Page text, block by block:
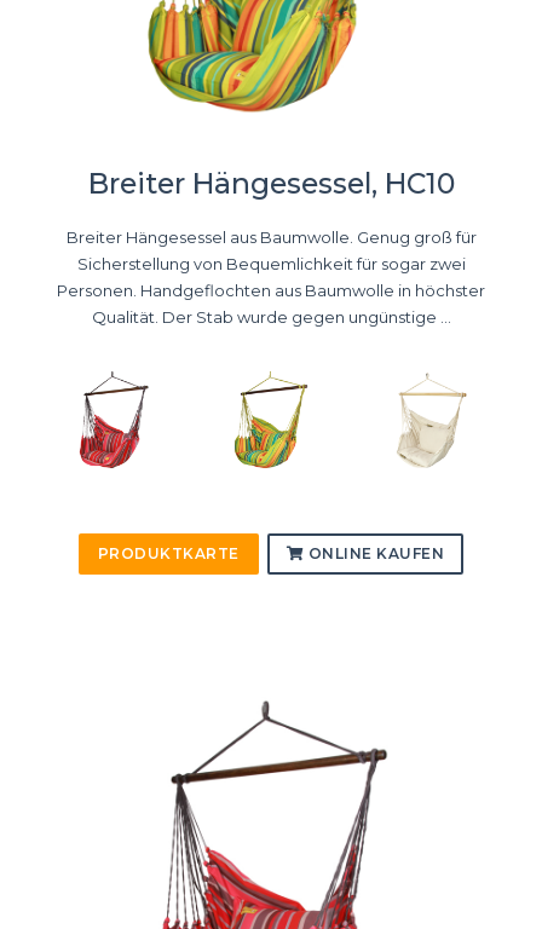
Breiter Hängesessel, HC10
Breiter Hängesessel aus Baumwolle. Genug groß für
Sicherstellung von Bequemlichkeit für sogar zwei
Personen. Handgeflochten aus Baumwolle in höchster
Qualität. Der Stab wurde gegen ungünstige ...
PRODUKTKARTE ONLINE KAUFEN